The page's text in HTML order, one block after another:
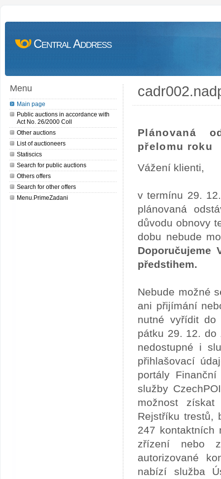
Central Address
Menu
Main page
Public auctions in accordance with
Act No. 26/2000 Coll
Other auctions
List of auctioneers
Statiscics
Search for public auctions
Others offers
Search for other offers
Menu.PrimeZadani
Plánovaná
přelomu roku
Vážení klienti,
v termínu 29.
plánovaná
důvodu obnovy
dobu nebude
Doporučujeme
předstihem.
Nebude možné
ani přijímání
nutné vyřídit do
pátku 29. 12. do
nedostupné i
přihlašovací
portály
služby
možnost
Rejstříku trestů,
247 kontaktních
zřízení nebo
autorizované
nabízí služba